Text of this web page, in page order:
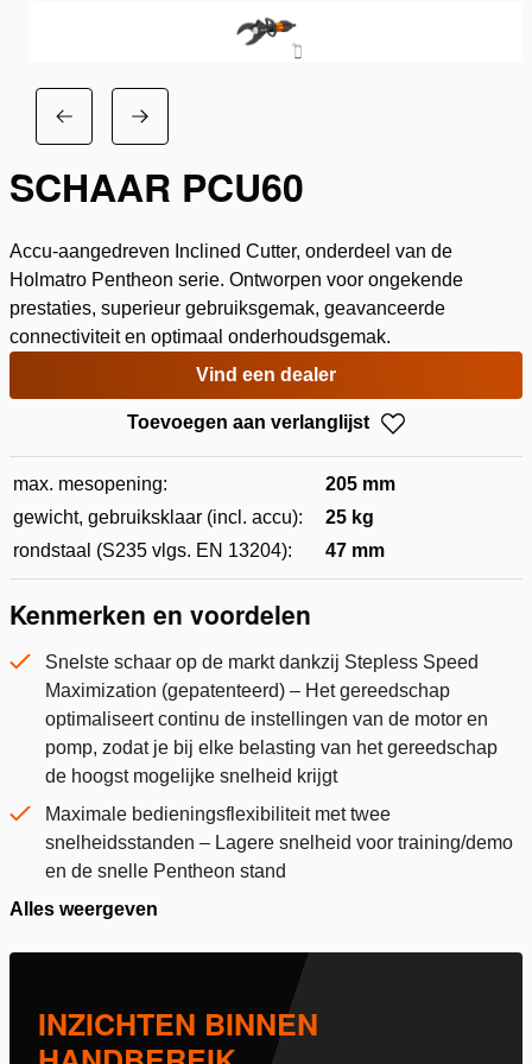
SCHAAR PCU60
Accu-aangedreven Inclined Cutter, onderdeel van de
Holmatro Pentheon serie. Ontworpen voor ongekende
prestaties, superieur gebruiksgemak, geavanceerde
connectiviteit en optimaal onderhoudsgemak.
Vind een dealer
Toevoegen aan verlanglijst
max. mesopening:
205 mm
gewicht, gebruiksklaar (incl. accu):
25 kg
rondstaal (S235 vlgs. EN 13204):
47 mm
Kenmerken en voordelen
Snelste schaar op de markt dankzij Stepless Speed
Maximization (gepatenteerd) – Het gereedschap
optimaliseert continu de instellingen van de motor en
pomp, zodat je bij elke belasting van het gereedschap
de hoogst mogelijke snelheid krijgt
Maximale bedieningsflexibiliteit met twee
snelheidsstanden – Lagere snelheid voor training/demo
en de snelle Pentheon stand
Alles weergeven
INZICHTEN BINNEN